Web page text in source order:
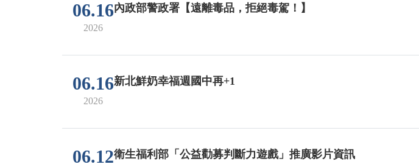
06.16
2026
內政部警政署【遠離毒品，拒絕毒駕！】
06.16
2026
新北鮮奶幸福週國中再+1
06.12衛生福利部「公益勸募判斷力遊戲」推廣影片資訊